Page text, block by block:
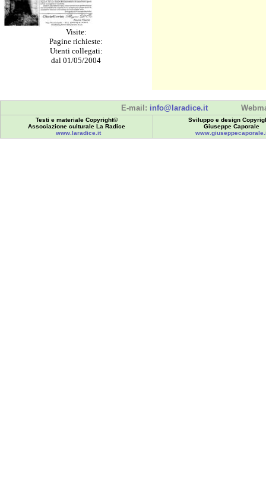
Visite:
Pagine richieste:
Utenti collegati:
dal 01/05/2004
E-mail: info@laradice.it
Testi e materiale Copyright©
Associazione culturale La Radice
www.laradice.it
Sviluppo e design
Giuseppe Caporale